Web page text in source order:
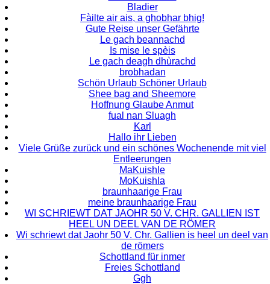
Bladier
Fàilte air ais, a ghobhar bhig!
Gute Reise unser Gefährte
Le gach beannachd
Is mise le spèis
Le gach deagh dhùrachd
brobhadan
Schön Urlaub Schöner Urlaub
Shee bag and Sheemore
Hoffnung Glaube Anmut
fual nan Sluagh
Karl
Hallo ihr Lieben
Viele Grüße zurück und ein schönes Wochenende mit viel
Entleerungen
MaKuishle
MoKuishla
braunhaarige Frau
meine braunhaarige Frau
WI SCHRIEWT DAT JAOHR 50 V. CHR. GALLIEN IST
HEEL UN DEEL VAN DE RÖMER
Wi schriewt dat Jaohr 50 V. Chr. Gallien is heel un deel van
de römers
Schottland für inmer
Freies Schottland
Ggh